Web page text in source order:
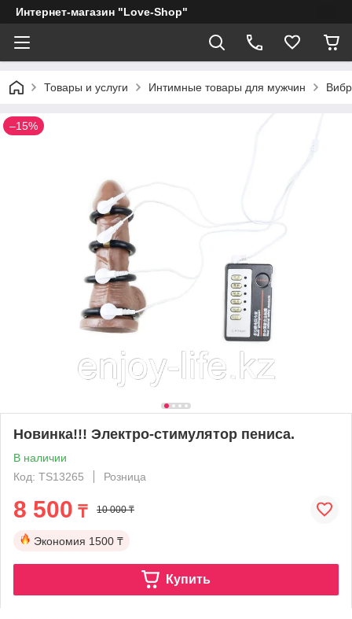
Интернет-магазин "Love-Shop"
Товары и услуги Интимные товары для мужчин
–15%
Новинка!!! Электро-стимулятор пениса.
В наличии
Код: TS13265
Розница
8 500 ₸ 10 000 ₸
Экономия 1500 ₸
Купить